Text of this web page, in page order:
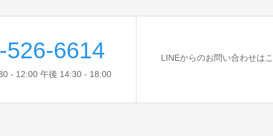
526-6614
- 12:00 午後 14:30 - 18:00
LINEからのお問い合わせは